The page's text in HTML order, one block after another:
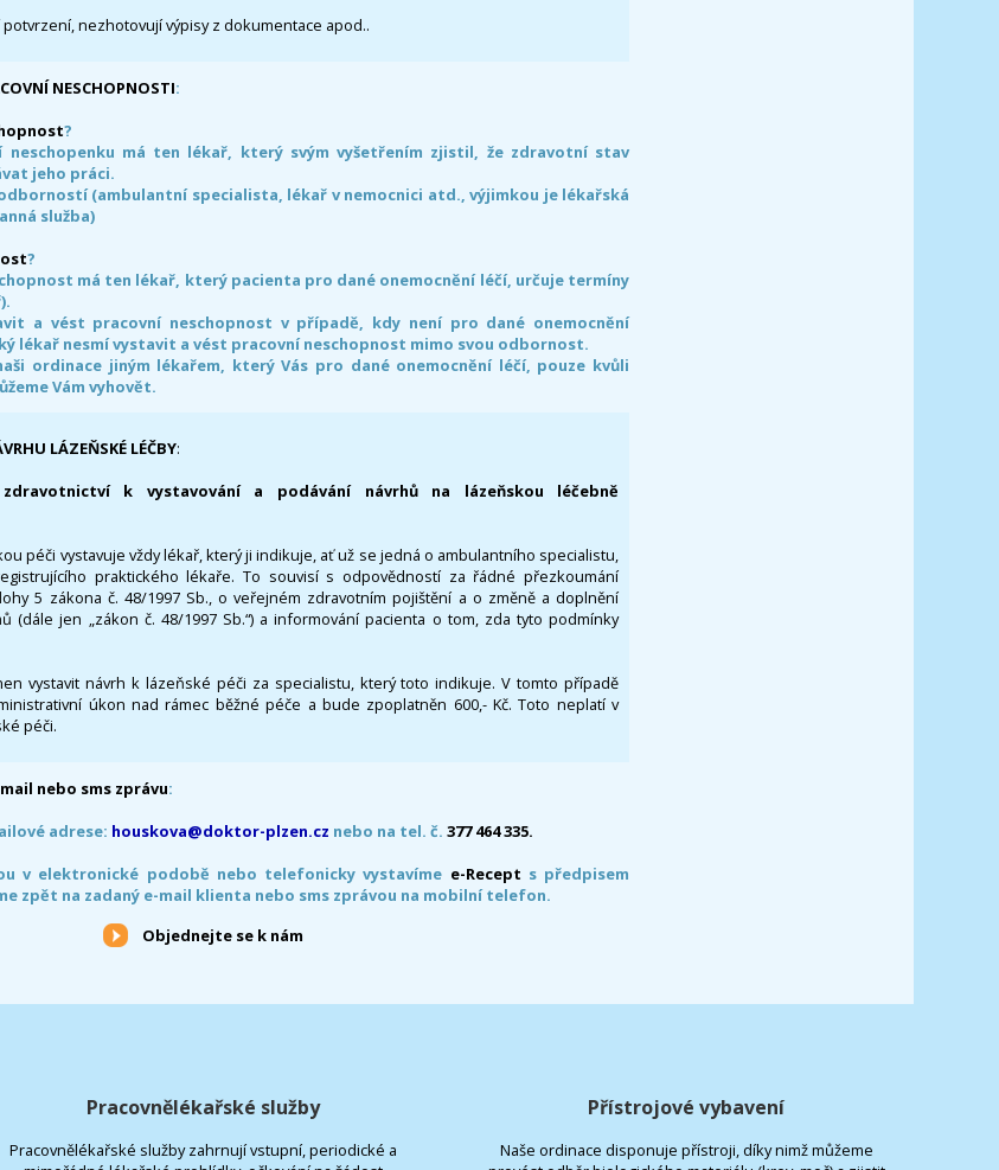
nezhotovují výpisy z dokumentace apod..
NESCHOPNOSTI:
?
neschopenku má ten lékař, který svým vyšetřením zjistil, že zdravotní stav
jeho práci.
(ambulantní specialista, lékař v nemocnici atd., výjimkou je lékařská
služba)
?
má ten lékař, který pacienta pro dané onemocnění léčí, určuje termíny
a vést pracovní neschopnost v případě, kdy není pro dané onemocnění
lékař nesmí vystavit a vést pracovní neschopnost mimo svou odbornost.
ordinace jiným lékařem, který Vás pro dané onemocnění léčí, pouze kvůli
Vám vyhovět.
LÁZEŇSKÉ LÉČBY:
k vystavování a podávání návrhů na lázeňskou léčebně
péči vystavuje vždy lékař, který ji indikuje, ať už se jedná o ambulantního specialistu,
praktického lékaře. To souvisí s odpovědností za řádné přezkoumání
5 zákona č. 48/1997 Sb., o veřejném zdravotním pojištění a o změně a doplnění
(dále jen „zákon č. 48/1997 Sb.“) a informování pacienta o tom, zda tyto podmínky
vystavit návrh k lázeňské péči za specialistu, který toto indikuje. V tomto případě
úkon nad rámec běžné péče a bude zpoplatněn 600,- Kč. Toto neplatí v
péči.
nebo sms zprávu:
adrese: houskova@doktor-plzen.cz nebo na tel. č. 377 464 335.
v elektronické podobě nebo telefonicky vystavíme e-Recept s předpisem
zpět na zadaný e-mail klienta nebo sms zprávou na mobilní telefon.
Objednejte se k nám
Pracovnělékařské služby
Pracovnělékařské služby zahrnují vstupní, periodické a
Přístrojové vybavení
Naše ordinace disponuje přístroji, díky nimž můžeme